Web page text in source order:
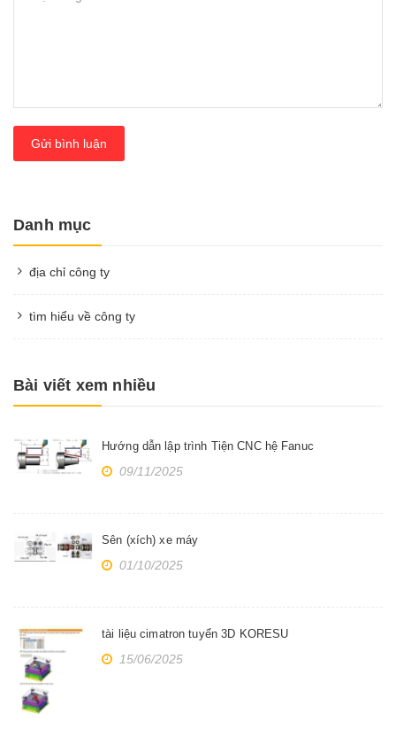
Gửi bình luận
Danh mục
địa chỉ công ty
tìm hiểu về công ty
Bài viết xem nhiều
Hướng dẫn lập trình Tiện CNC hệ Fanuc
09/11/2025
Sên (xích) xe máy
01/10/2025
tài liệu cimatron tuyển 3D KORESU
15/06/2025